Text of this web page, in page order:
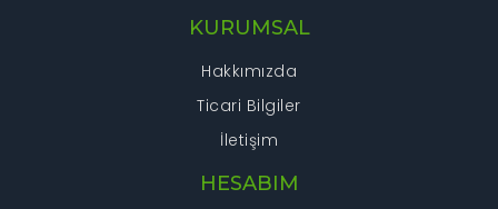
KURUMSAL
Hakkımızda
Ticari Bilgiler
İletişim
HESABIM